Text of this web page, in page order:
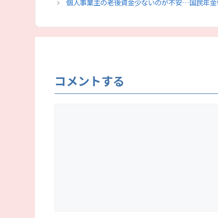
個人事業主の老後資金少ないのが不安…国民年金
コメントする